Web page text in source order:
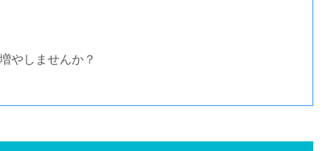
やしませんか？